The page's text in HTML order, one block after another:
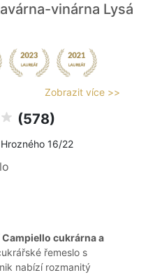
vinárna Lysá
Zobrazit více >>
(578)
16/22
Campiello cukrárna a
řemeslo s
nabízí rozmanitý